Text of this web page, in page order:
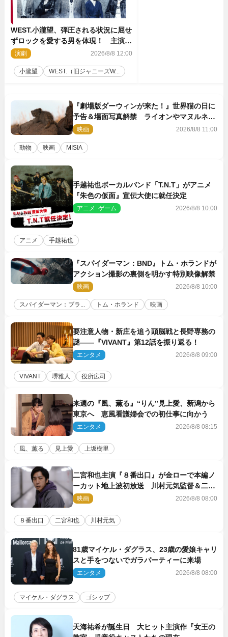
WEST.小瀧望、弾圧される状況に屈せ
ずロックを愛する男を体現！ 主演舞
台『ロックンロール』ビジュアル解禁
演劇 2026/8/8 12:00
小瀧望 WEST.（旧ジャニーズW...
『劇場版ダーウィンが来た！』世界猫の日に
予告＆場面写真解禁 ライオンやマヌルネコ
の赤ちゃんが大集合
映画 2026/8/8 11:00
動物 映画 MISIA
手越祐也ボーカルバンド「T.N.T」がアニメ
『朱色の仮面』宣伝大使に就任決定
アニメ･ゲーム 2026/8/8 10:00
アニメ 手越祐也
『スパイダーマン：BND』トム・ホランドが
アクション撮影の裏側を明かす特別映像解禁
映画 2026/8/8 10:00
スパイダーマン：ブラ... トム・ホランド 映画
要注意人物・新庄を追う頭脳戦と長野専務の
謎――『VIVANT』第12話を振り返る！
エンタメ 2026/8/8 09:00
VIVANT 堺雅人 役所広司
来週の『風、薫る』“りん”見上愛、新潟から
東京へ 恵風看護婦会での初仕事に向かう
エンタメ 2026/8/8 08:15
風、薫る 見上愛 上坂樹里
二宮和也主演『８番出口』が金ローで本編ノ
ーカット地上波初放送 川村元気監督＆二宮
コメント到着
映画 2026/8/8 08:00
８番出口 二宮和也 川村元気
81歳マイケル・ダグラス、23歳の愛娘キャリ
スと手をつないでガラパーティーに来場
エンタメ 2026/8/8 08:00
マイケル・ダグラス ゴシップ
天海祐希が誕生日 大ヒット主演作『女王の